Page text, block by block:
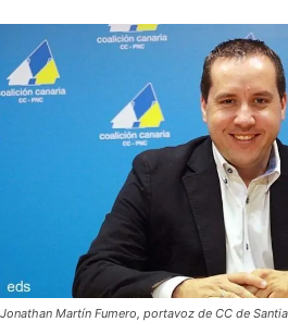
Jonathan Martín Fumero, portavoz de CC de